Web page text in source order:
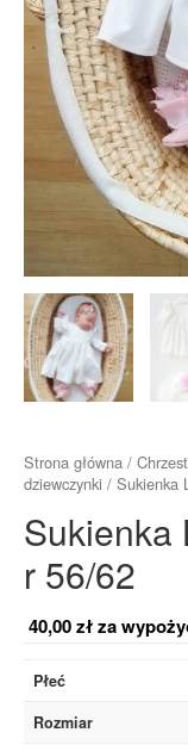
Strona główna /
dziewczynki / Sukienka
Sukienka
r 56/62
40,00złza
Płeć
Rozmiar